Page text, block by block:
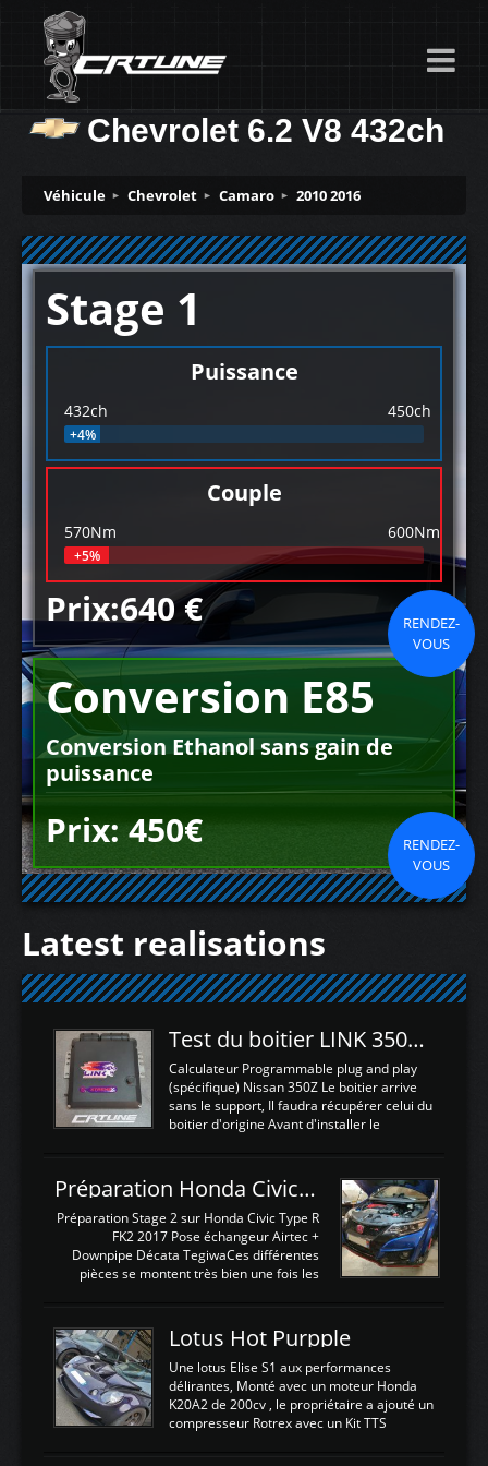
Chevrolet 6.2 V8 432ch
Véhicule Chevrolet Camaro 2010 2016
Stage 1
Puissance
432ch 450ch
+4%
Couple
570Nm 600Nm
+5%
Prix:640 €
RENDEZ-
VOUS
Conversion E85
Conversion Ethanol sans gain de
puissance
Prix: 450€
RENDEZ-
VOUS
Latest realisations
Test du boitier LINK 350Z Plugin ECU
Calculateur Programmable plug and play
(spécifique) Nissan 350Z Le boitier arrive
sans le support, Il faudra récupérer celui du
boitier d'origine Avant d'installer le
d'envoyer l'information de la large bande
dans le boitier. sydney sweeney deepfake
La sortie 0-5V de l'afr sera connectée sur
l'entrée AN Volt 8 et GndAN pour
Analogique, et Volt car l'information est une
tension (Pas une résistance variable d'un
est temps de brancher le ...
Préparation Honda Civic Type R FK2
Préparation Stage 2 sur Honda Civic Type R
FK2 2017 Pose échangeur Airtec +
Downpipe Décata TegiwaCes différentes
pièces se montent très bien une fois les
légere découpe du plastique inferieur,
negénant en rien la structure ou le
fonctionnement du fond plat. Une
reprogrammation Stage 2 est faite sur le
calculateur d'origine. Une alternative
économique au passage sur Hondata
d'origine 310cv et 400Nn , Une fois
Lotus Hot Purpple
Une lotus Elise S1 aux performances
délirantes, Monté avec un moteur Honda
K20A2 de 200cv , le propriétaire a ajouté un
compresseur Rotrex avec un Kit TTS